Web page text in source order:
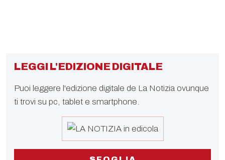
LEGGI L'EDIZIONE DIGITALE
Puoi leggere l'edizione digitale de La Notizia ovunque
ti trovi su pc, tablet e smartphone.